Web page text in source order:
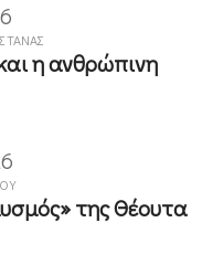
η ανθρώπινη
της Θέουτα